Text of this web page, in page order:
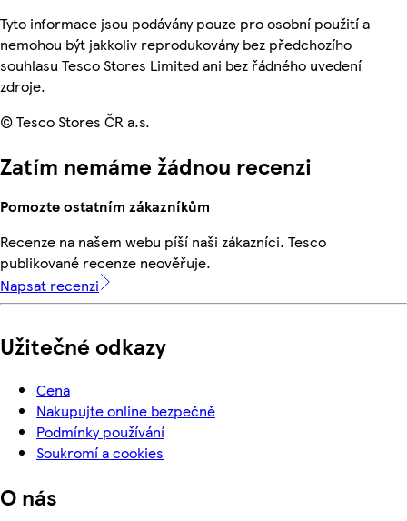
Tyto informace jsou podávány pouze pro osobní použití a
nemohou být jakkoliv reprodukovány bez předchozího
souhlasu Tesco Stores Limited ani bez řádného uvedení
zdroje.
© Tesco Stores ČR a.s.
Zatím nemáme žádnou recenzi
Pomozte ostatním zákazníkům
Recenze na našem webu píší naši zákazníci. Tesco
publikované recenze neověřuje.
Napsat recenzi
Užitečné odkazy
Cena
Nakupujte online bezpečně
Podmínky používání
Soukromí a cookies
O nás